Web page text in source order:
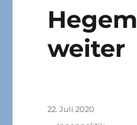
weiter
Veröffentlicht
22. Juli 2020